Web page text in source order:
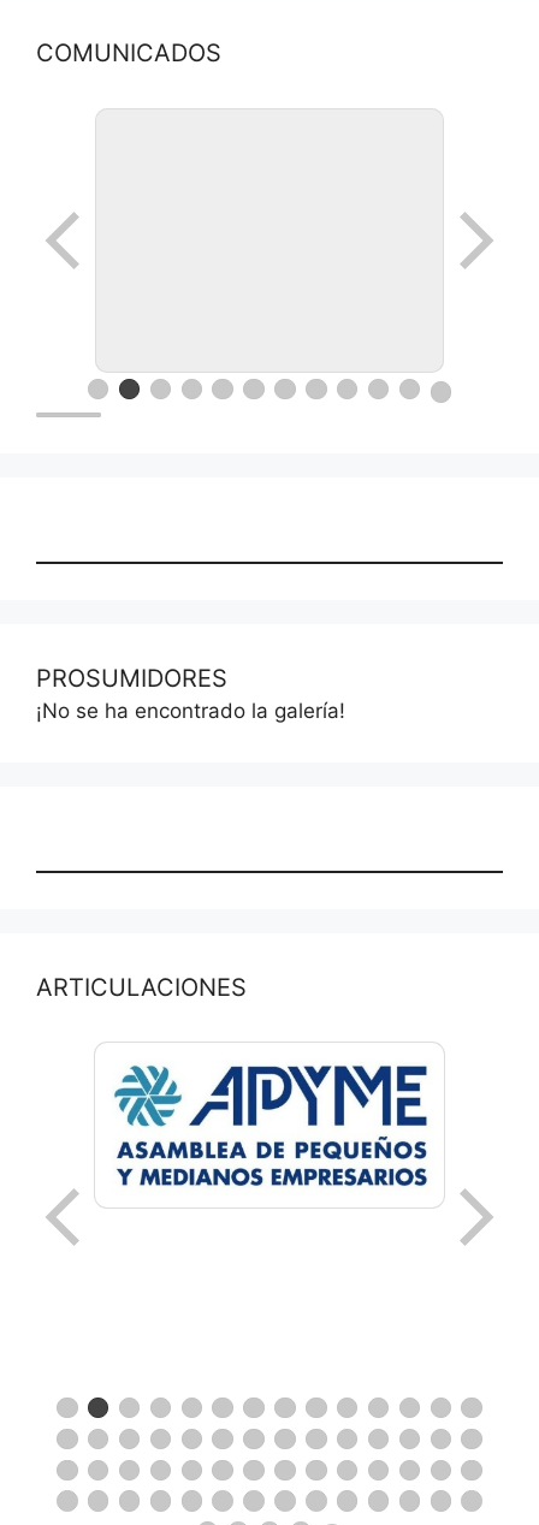
COMUNICADOS
PROSUMIDORES
¡No se ha encontrado la galería!
ARTICULACIONES